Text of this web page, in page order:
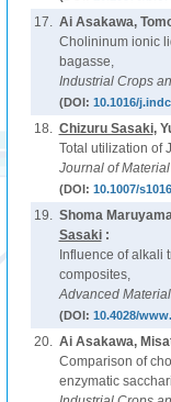
17. Ai Asakawa,
Cholininum ionic
bagasse,
Industrial Crops
(DOI: 10.1016/
18. Chizuru Sasaki,
Total utilization of
Journal of
(DOI: 10.1007/
19. Shoma
Sasaki:
Influence of alkali
composites,
Advanced
(DOI: 10.4028/
20. Ai Asakawa,
Comparison of
enzymatic